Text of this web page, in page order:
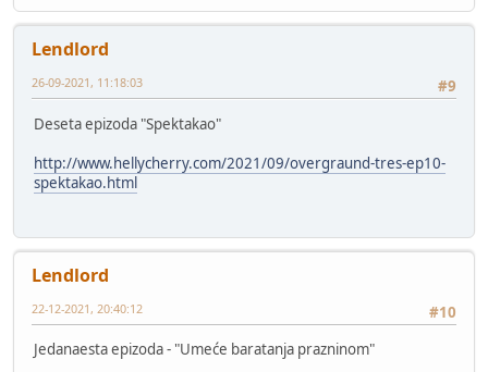
Lendlord
#9
26-09-2021, 11:18:03
Deseta epizoda "Spektakao"
http://www.hellycherry.com/2021/09/overgraund-tres-ep10-
spektakao.html
Lendlord
#10
22-12-2021, 20:40:12
Jedanaesta epizoda - "Umeće baratanja prazninom"